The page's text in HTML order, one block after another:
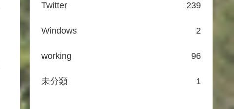
Twitter 239
Windows 2
working 96
未分類 1